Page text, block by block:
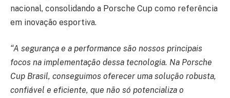
nacional, consolidando a Porsche Cup como referência
em inovação esportiva.
“A segurança e a performance são nossos principais
focos na implementação dessa tecnologia. Na Porsche
Cup Brasil, conseguimos oferecer uma solução robusta,
confiável e eficiente, que não só potencializa o